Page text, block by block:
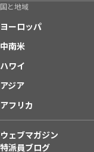
国と地域
ヨーロッパ
中南米
ハワイ
アジア
アフリカ
ウェブマガジン
特派員ブログ